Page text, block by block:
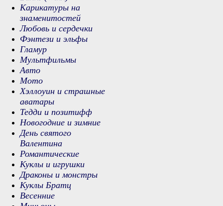
Карикатуры на
знаменитостей
Любовь и сердечки
Фэнтези и эльфы
Гламур
Мультфильмы
Авто
Мото
Хэллоуин и страшные
аватары
Тедди и позитифф
Новогодние и зимние
День святого
Валентина
Романтические
Куклы и игрушки
Драконы и монстры
Куклы Братц
Весенние